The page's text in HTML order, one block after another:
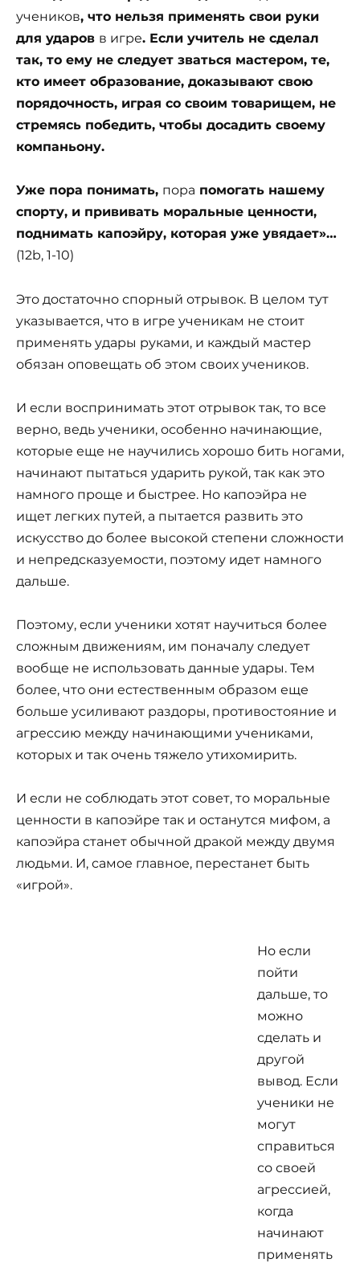
учеников, что нельзя применять свои руки
для ударов в игре. Если учитель не сделал
так, то ему не следует зваться мастером, те,
кто имеет образование, доказывают свою
порядочность, играя со своим товарищем, не
стремясь победить, чтобы досадить своему
компаньону.
Уже пора понимать, пора помогать нашему
спорту, и прививать моральные ценности,
поднимать капоэйру, которая уже увядает»…
(12b, 1-10)
Это достаточно спорный отрывок. В целом тут
указывается, что в игре ученикам не стоит
применять удары руками, и каждый мастер
обязан оповещать об этом своих учеников.
И если воспринимать этот отрывок так, то все
верно, ведь ученики, особенно начинающие,
которые еще не научились хорошо бить ногами,
начинают пытаться ударить рукой, так как это
намного проще и быстрее. Но капоэйра не
ищет легких путей, а пытается развить это
искусство до более высокой степени сложности
и непредсказуемости, поэтому идет намного
дальше.
Поэтому, если ученики хотят научиться более
сложным движениям, им поначалу следует
вообще не использовать данные удары. Тем
более, что они естественным образом еще
больше усиливают раздоры, противостояние и
агрессию между начинающими учениками,
которых и так очень тяжело утихомирить.
И если не соблюдать этот совет, то моральные
ценности в капоэйре так и останутся мифом, а
капоэйра станет обычной дракой между двумя
людьми. И, самое главное, перестанет быть
«игрой».
Но если
пойти
дальше, то
можно
сделать и
другой
вывод. Если
ученики не
могут
справиться
со своей
агрессией,
когда
начинают
применять